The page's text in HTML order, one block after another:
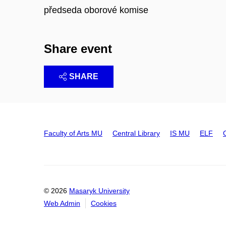
předseda oborové komise
Share event
SHARE
Faculty of Arts MU Central Library IS MU ELF
© 2026 Masaryk University
Web Admin
Cookies